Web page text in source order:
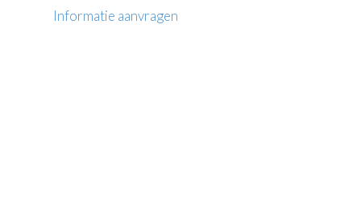
Informatie aanvragen